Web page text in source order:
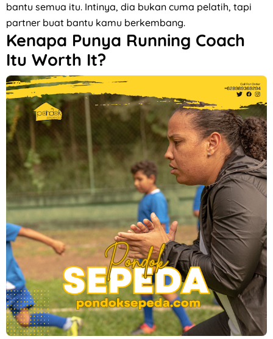
bantu semua itu. Intinya, dia bukan cuma pelatih, tapi
partner buat bantu kamu berkembang.
Kenapa Punya Running Coach
Itu Worth It?